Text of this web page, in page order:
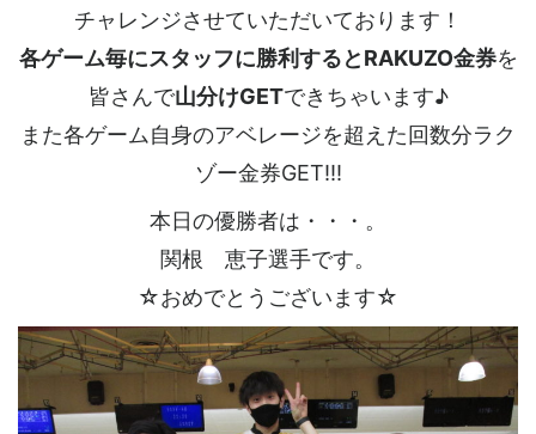
チャレンジさせていただいております！
各ゲーム毎にスタッフに勝利するとRAKUZO金券を
皆さんで山分けGETできちゃいます♪
また各ゲーム自身のアベレージを超えた回数分ラク
ゾー金券GET!!!
本日の優勝者は・・・。
関根 恵子選手です。
☆おめでとうございます☆